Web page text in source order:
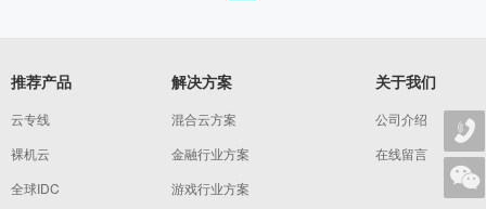
活服务集团，是我国三大综合金融
市公司2000强”中名列第10位，居
全球保险集团
推荐产品
云专线
裸机云
全球IDC
解决方案
混合云方案
金融行业方案
游戏行业方案
关于我们
公司介绍
在线留言